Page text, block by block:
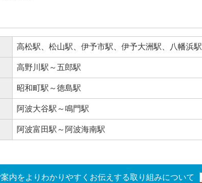
高松駅、松山駅、伊予市駅、伊予大洲駅、八幡浜駅
高野川駅～五郎駅
昭和町駅～徳島駅
阿波大谷駅～鳴門駅
阿波富田駅～阿波海南駅
内をよりわかりやすくお伝えする取り組みについて